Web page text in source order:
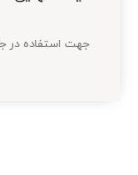
جهت استفاده در